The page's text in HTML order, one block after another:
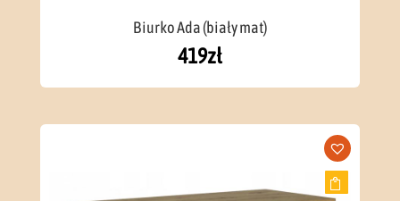
Biurko Ada (biały mat)
419zł